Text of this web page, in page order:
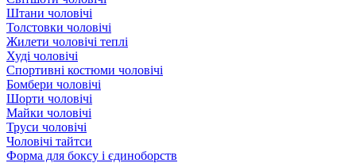
Штани чоловічі
Толстовки чоловічі
Жилети чоловічі теплі
Худі чоловічі
Спортивні костюми чоловічі
Бомбери чоловічі
Шорти чоловічі
Майки чоловічі
Труси чоловічі
Чоловічі тайтси
Форма для боксу і єдиноборств